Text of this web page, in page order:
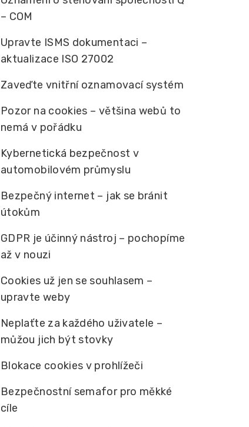
– COM
Upravte ISMS dokumentaci –
aktualizace ISO 27002
Zaveďte vnitřní oznamovací systém
Pozor na cookies – většina webů to
nemá v pořádku
Kybernetická bezpečnost v
automobilovém průmyslu
Bezpečný internet – jak se bránit
útokům
GDPR je účinný nástroj – pochopíme
až v nouzi
Cookies už jen se souhlasem –
upravte weby
Neplaťte za každého uživatele –
můžou jich být stovky
Blokace cookies v prohlížeči
Bezpečnostní semafor pro měkké
cíle